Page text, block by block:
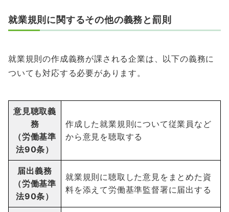
就業規則に関するその他の義務と罰則
就業規則の作成義務が課される企業は、以下の義務に
ついても対応する必要があります。
意見聴取義
務
（労働基準
法90条）
作成した就業規則について従業員など
から意見を聴取する
届出義務
（労働基準
法90条）
就業規則に聴取した意見をまとめた資
料を添えて労働基準監督署に届出する